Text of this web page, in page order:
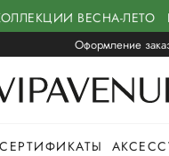
ВЕСНА-ЛЕТО
Оформление